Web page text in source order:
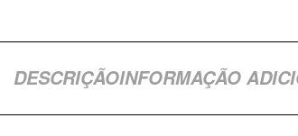
DESCRIÇÃOINFORMAÇÃO